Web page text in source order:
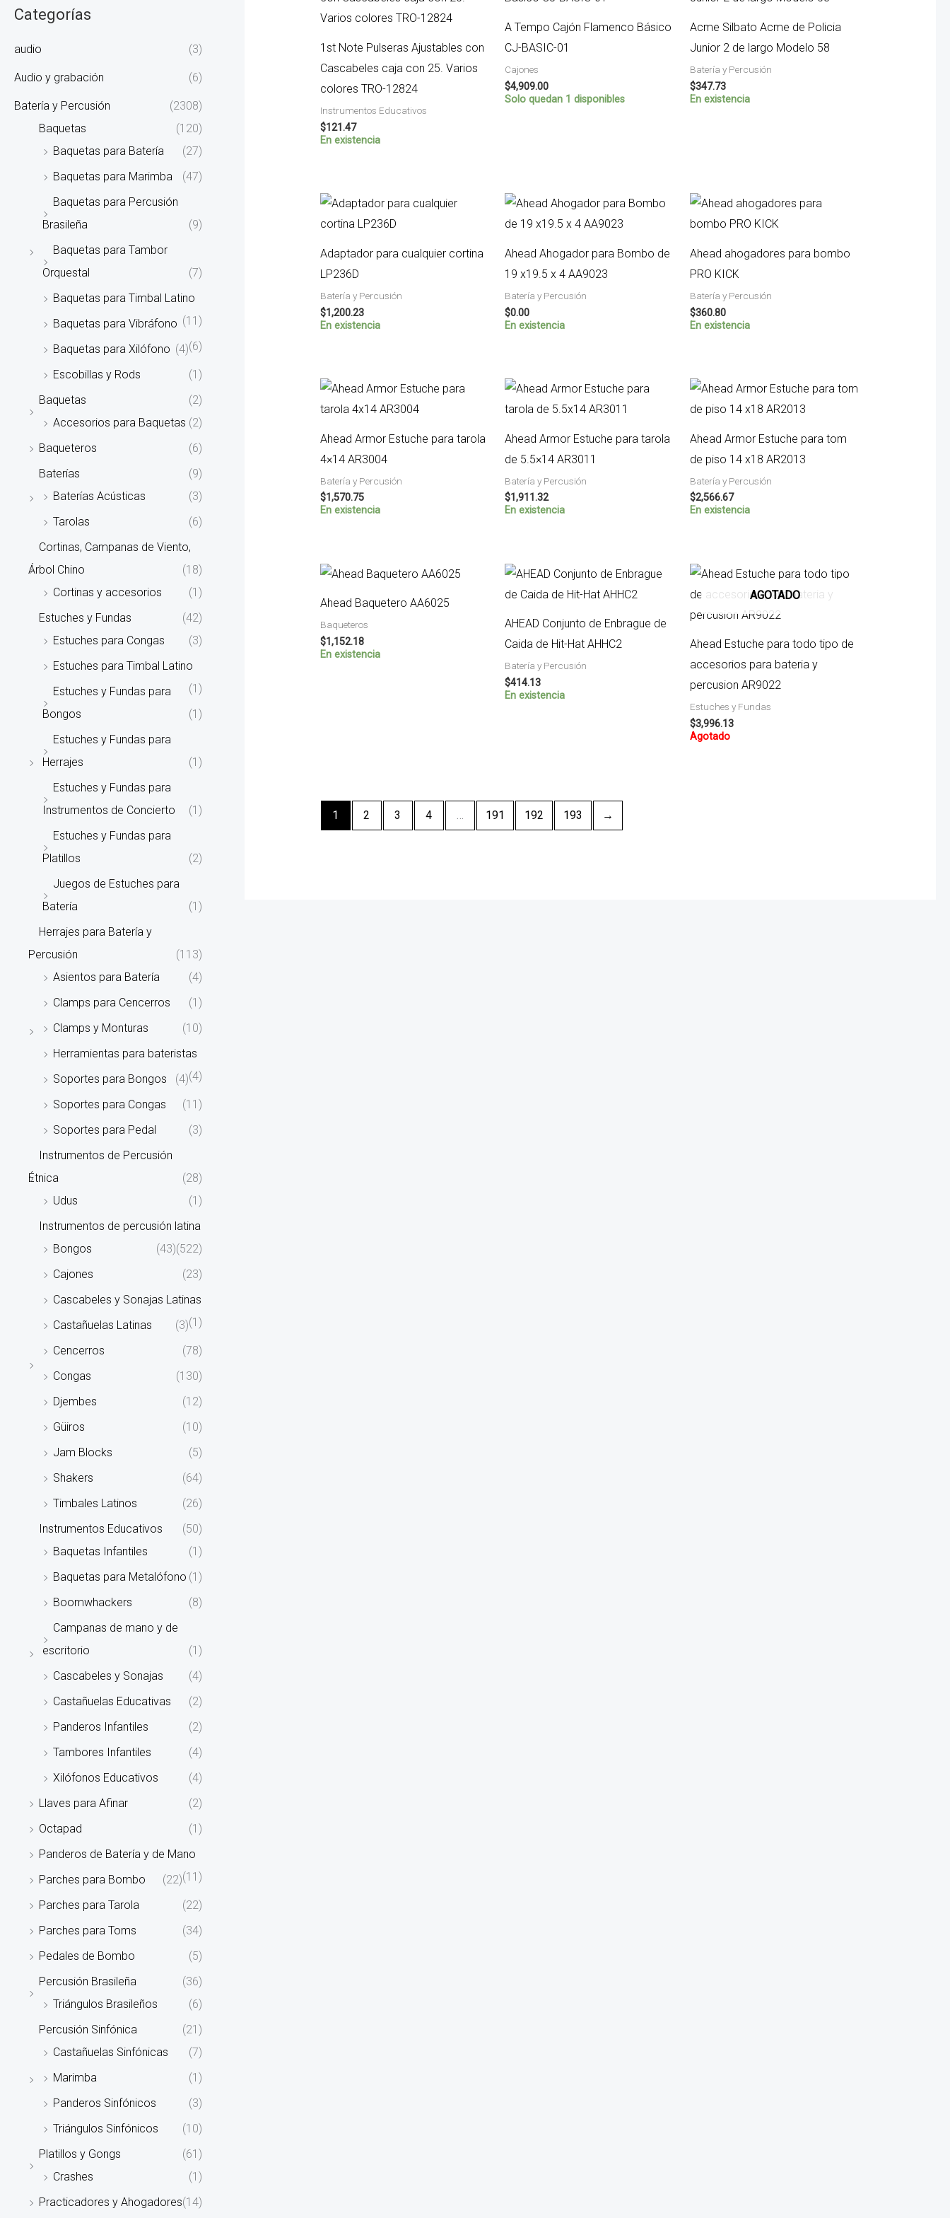
Categorías
audio (3)
Audio y grabación (6)
Batería y Percusión
(2308)
Baquetas
(120)
Baquetas para Batería
(27)
Baquetas para Marimba
(47)
Baquetas para Percusión
Brasileña
(9)
Baquetas para Tambor
Orquestal
(7)
Baquetas para Timbal Latino
(11)
Baquetas para Vibráfono
(6)
Baquetas para Xilófono (4)
Escobillas y Rods
(1)
Baquetas
(2)
Accesorios para Baquetas (2)
Baqueteros
(6)
Baterías
(9)
Baterías Acústicas
(3)
Tarolas
(6)
Cortinas, Campanas de Viento,
Árbol Chino
(18)
Cortinas y accesorios
(1)
Estuches y Fundas
(42)
Estuches para Congas
(3)
Estuches para Timbal Latino
(1)
Estuches y Fundas para
Bongos
(1)
Estuches y Fundas para
Herrajes
(1)
Estuches y Fundas para
Instrumentos de Concierto
(1)
Estuches y Fundas para
Platillos
(2)
Juegos de Estuches para
Batería
(1)
Herrajes para Batería y
Percusión
(113)
Asientos para Batería
(4)
Clamps para Cencerros
(1)
Clamps y Monturas
(10)
Herramientas para bateristas
(4)
Soportes para Bongos
(4)
Soportes para Congas
(11)
Soportes para Pedal
(3)
Instrumentos de Percusión
Étnica
(28)
Udus
(1)
Instrumentos de percusión latina
(522)
Bongos
(43)
Cajones
(23)
Cascabeles y Sonajas Latinas
(1)
Castañuelas Latinas
(3)
Cencerros
(78)
Congas
(130)
Djembes
(12)
Güiros
(10)
Jam Blocks
(5)
Shakers
(64)
Timbales Latinos
(26)
Instrumentos Educativos
(50)
Baquetas Infantiles
(1)
Baquetas para Metalófono (1)
Boomwhackers
(8)
Campanas de mano y de
escritorio
(1)
Cascabeles y Sonajas
(4)
Castañuelas Educativas
(2)
Panderos Infantiles
(2)
Tambores Infantiles
(4)
Xilófonos Educativos
(4)
Llaves para Afinar
(2)
Octapad
(1)
Panderos de Batería y de Mano
(11)
Parches para Bombo
(22)
Parches para Tarola
(22)
Parches para Toms
(34)
Pedales de Bombo
(5)
Percusión Brasileña
(36)
Triángulos Brasileños
(6)
Percusión Sinfónica
(21)
Castañuelas Sinfónicas
(7)
Marimba
(1)
Panderos Sinfónicos
(3)
Triángulos Sinfónicos
(10)
Platillos y Gongs
(61)
Crashes
(1)
Practicadores y Ahogadores(14)
1st Note Pulseras Ajustables con
Cascabeles caja con 25. Varios
colores TRO-12824
Instrumentos Educativos
$121.47
En existencia
A Tempo Cajón Flamenco Básico
CJ-BASIC-01
Cajones
$4,909.00
Solo quedan 1 disponibles
Acme Silbato Acme de Policia
Junior 2 de largo Modelo 58
Batería y Percusión
$347.73
En existencia
Adaptador para cualquier cortina
LP236D
Batería y Percusión
$1,200.23
En existencia
Ahead Ahogador para Bombo de
19 x19.5 x 4 AA9023
Batería y Percusión
$0.00
En existencia
Ahead ahogadores para bombo
PRO KICK
Batería y Percusión
$360.80
En existencia
Ahead Armor Estuche para tarola
4×14 AR3004
Batería y Percusión
$1,570.75
En existencia
Ahead Armor Estuche para tarola
de 5.5×14 AR3011
Batería y Percusión
$1,911.32
En existencia
Ahead Armor Estuche para tom
de piso 14 x18 AR2013
Batería y Percusión
$2,566.67
En existencia
Ahead Baquetero AA6025
Baqueteros
$1,152.18
En existencia
AHEAD Conjunto de Enbrague de
Caida de Hit-Hat AHHC2
Batería y Percusión
$414.13
En existencia
AGOTADO
Ahead Estuche para todo tipo de
accesorios para bateria y
percusion AR9022
Estuches y Fundas
$3,996.13
Agotado
1 2 3 4 … 191 192 193 →